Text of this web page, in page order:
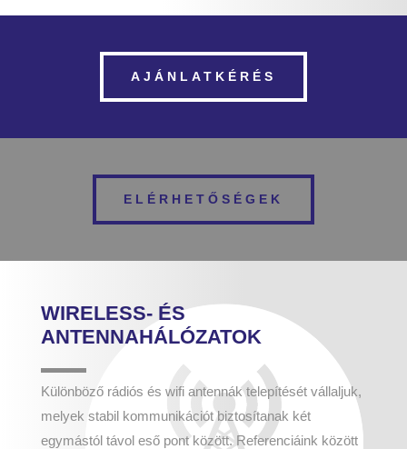
AJÁNLATKÉRÉS
ELÉRHETŐSÉGEK
WIRELESS- ÉS
ANTENNAHÁLÓZATOK
Különböző rádiós és wifi antennák telepítését vállaljuk,
melyek stabil kommunikációt biztosítanak két
egymástól távol eső pont között. Referenciáink között